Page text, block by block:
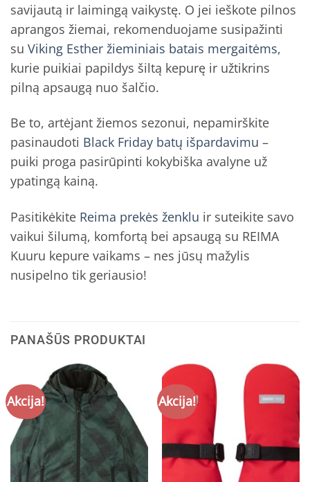
savijautą ir laimingą vaikystę. O jei ieškote pilnos
aprangos žiemai, rekomenduojame susipažinti
su Viking Esther žieminiais batais mergaitėms,
kurie puikiai papildys šiltą kepurę ir užtikrins
pilną apsaugą nuo šalčio.
Be to, artėjant žiemos sezonui, nepamirškite
pasinaudoti Black Friday batų išpardavimu –
puiki proga pasirūpinti kokybiška avalyne už
ypatingą kainą.
Pasitikėkite Reima prekės ženklu ir suteikite savo
vaikui šilumą, komfortą bei apsaugą su REIMA
Kuuru kepure vaikams – nes jūsų mažylis
nusipelno tik geriausio!
PANAŠŪS PRODUKTAI
Akcija! Akcija!